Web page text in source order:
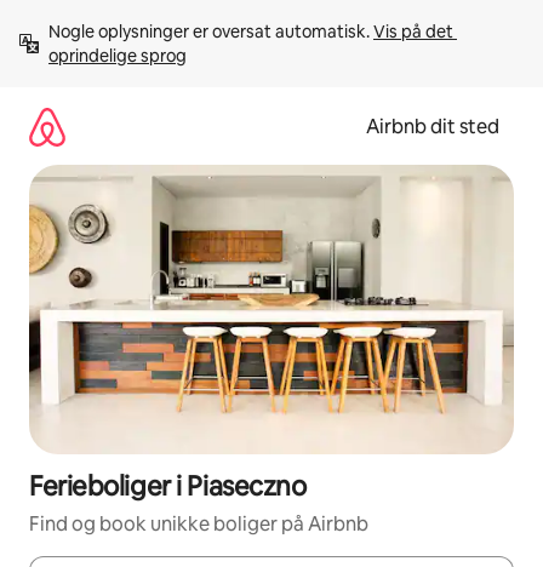
videre
Nogle oplysninger er oversat automatisk. Vis på det
oprindelige sprog
Airbnb dit sted
Ferieboliger i Piaseczno
Find og book unikke boliger på Airbnb